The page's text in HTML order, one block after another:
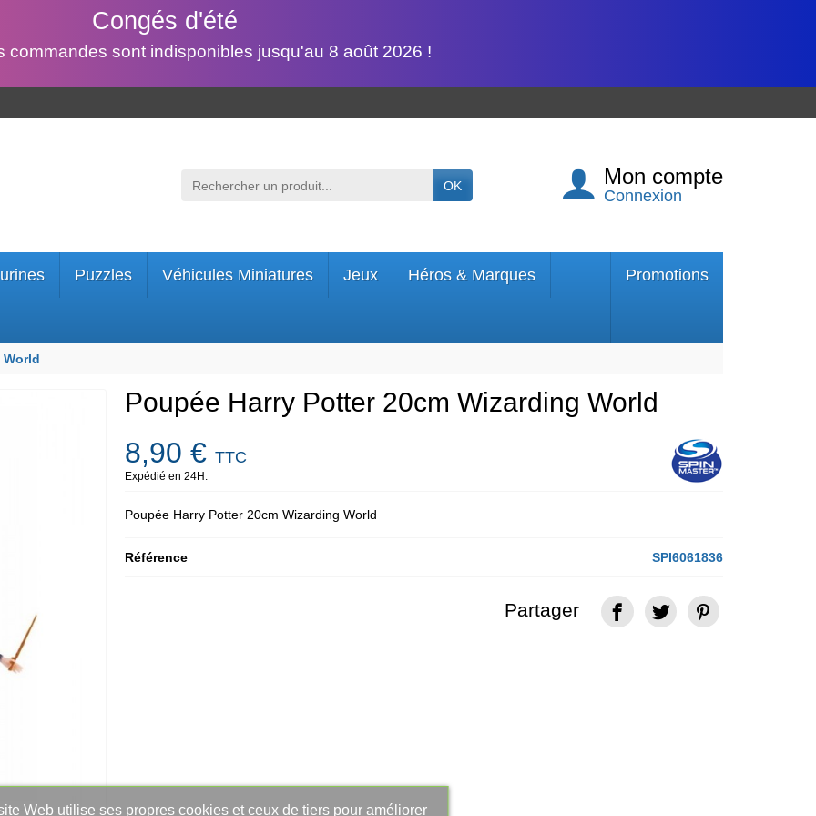
Congés d'été
commandes sont indisponibles jusqu'au 8 août 2026 !
OK Mon compte
Connexion
Puzzles Véhicules Miniatures Jeux Héros & Marques Promotions
World
Poupée Harry Potter 20cm Wizarding World
8,90 €TTC
Expédié en 24H.
Poupée Harry Potter 20cm Wizarding World
Référence SPI6061836
Partager
Web utilise ses propres cookies et ceux de tiers pour améliorer